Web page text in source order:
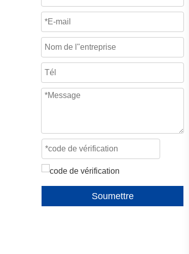
Soumettre